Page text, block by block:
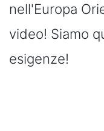
nell'Europa
video! Siamo
esigenze!